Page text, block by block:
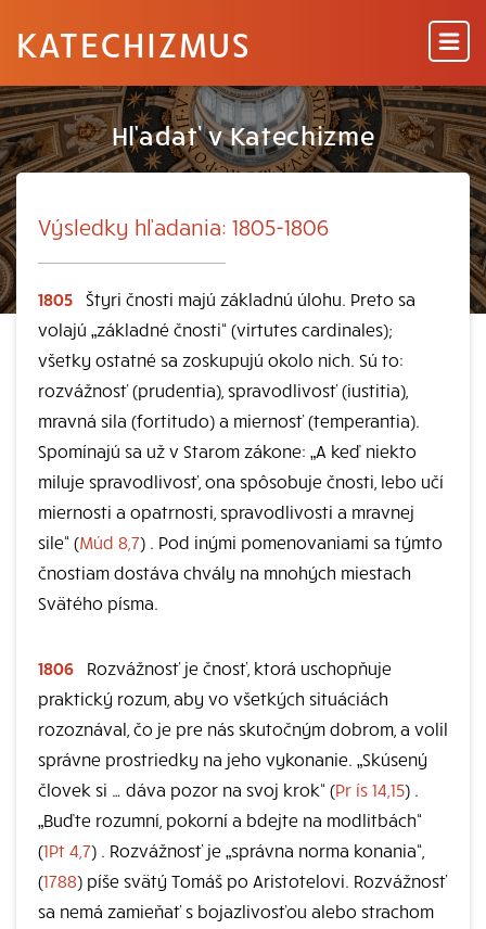
KATECHIZMUS
Hľadať v Katechizme
Výsledky hľadania: 1805-1806
1805 Štyri čnosti majú základnú úlohu. Preto sa
volajú „základné čnosti“ (virtutes cardinales);
všetky ostatné sa zoskupujú okolo nich. Sú to:
rozvážnosť (prudentia), spravodlivosť (iustitia),
mravná sila (fortitudo) a miernosť (temperantia).
Spomínajú sa už v Starom zákone: „A keď niekto
miluje spravodlivosť, ona spôsobuje čnosti, lebo učí
miernosti a opatrnosti, spravodlivosti a mravnej
sile“ (Múd 8,7) . Pod inými pomenovaniami sa týmto
čnostiam dostáva chvály na mnohých miestach
Svätého písma.
1806
Rozvážnosť je čnosť, ktorá uschopňuje
praktický rozum, aby vo všetkých situáciách
rozoznával, čo je pre nás skutočným dobrom, a volil
správne prostriedky na jeho vykonanie. „Skúsený
človek si … dáva pozor na svoj krok“ (Pr ís 14,15) .
„Buďte rozumní, pokorní a bdejte na modlitbách“
(1Pt 4,7) . Rozvážnosť je „správna norma konania“,
(1788) píše svätý Tomáš po Aristotelovi. Rozvážnosť
sa nemá zamieňať s bojazlivosťou alebo strachom